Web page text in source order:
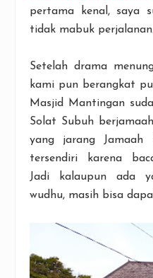
pertama kenal, saya
tidak mabuk perjalanan.
Setelah drama
kami pun berangkat
Masjid Mantingan
Solat Subuh
yang jarang Jamaah
tersendiri karena
Jadi kalaupun ada
wudhu, masih bisa